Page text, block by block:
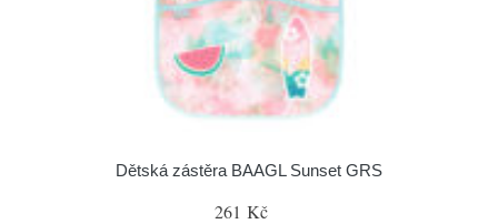
Dětská zástěra BAAGL Sunset GRS
261 Kč